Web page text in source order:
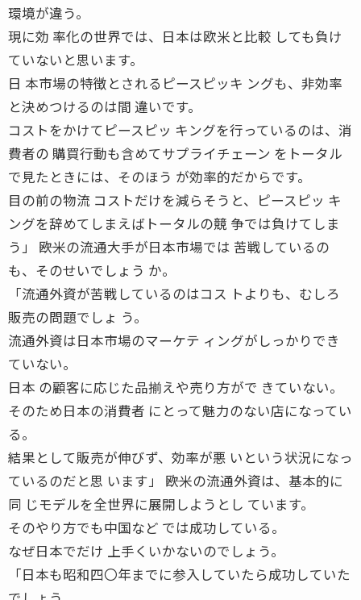
環境が違う。
現に効 率化の世界では、日本は欧米と比較 しても負け
ていないと思います。
日 本市場の特徴とされるピースピッキ ングも、非効率
と決めつけるのは間 違いです。
コストをかけてピースピッ キングを行っているのは、消
費者の 購買行動も含めてサプライチェーン をトータル
で見たときには、そのほう が効率的だからです。
目の前の物流 コストだけを減らそうと、ピースピッ キ
ングを辞めてしまえばトータルの競 争では負けてしま
う」 ――欧米の流通大手が日本市場では 苦戦しているの
も、そのせいでしょう か。
「流通外資が苦戦しているのはコス トよりも、むしろ
販売の問題でしょ う。
流通外資は日本市場のマーケテ ィングがしっかりでき
ていない。
日本 の顧客に応じた品揃えや売り方がで きていない。
そのため日本の消費者 にとって魅力のない店になってい
る。
結果として販売が伸びず、効率が悪 いという状況になっ
ているのだと思 います」 ――欧米の流通外資は、基本的に
同 じモデルを全世界に展開しようとし ています。
そのやり方でも中国など では成功している。
なぜ日本でだけ 上手くいかないのでしょう。
「日本も昭和四〇年までに参入していたら成功していた